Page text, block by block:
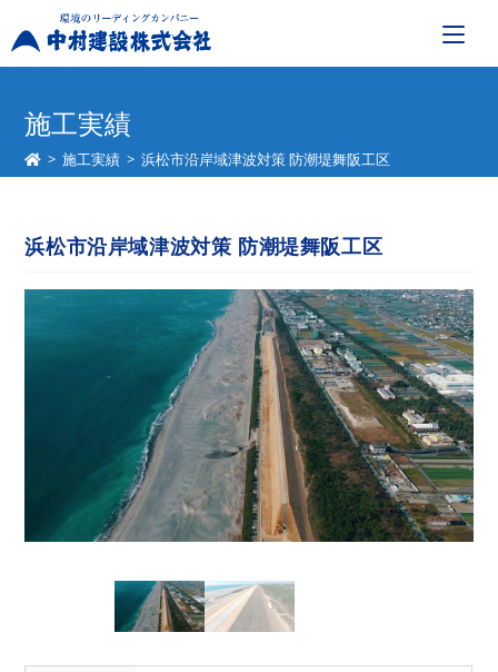
施工実績
> 施工実績 > 浜松市沿岸域津波対策 防潮堤舞阪工区
浜松市沿岸域津波対策 防潮堤舞阪工区